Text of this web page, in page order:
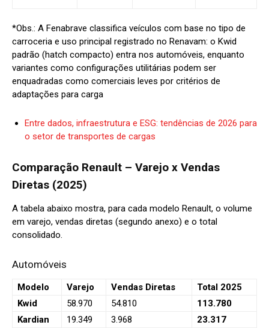
*Obs.: A Fenabrave classifica veículos com base no tipo de
carroceria e uso principal registrado no Renavam: o Kwid
padrão (hatch compacto) entra nos automóveis, enquanto
variantes como configurações utilitárias podem ser
enquadradas como comerciais leves por critérios de
adaptações para carga
Entre dados, infraestrutura e ESG: tendências de 2026 para
o setor de transportes de cargas
Comparação Renault – Varejo x Vendas
Diretas (2025)
A tabela abaixo mostra, para cada modelo Renault, o volume
em varejo, vendas diretas (segundo anexo) e o total
consolidado.
Automóveis
Modelo Varejo Vendas Diretas
Total 2025
Kwid
58.970 54.810
113.780
Kardian
19.349 3.968
23.317